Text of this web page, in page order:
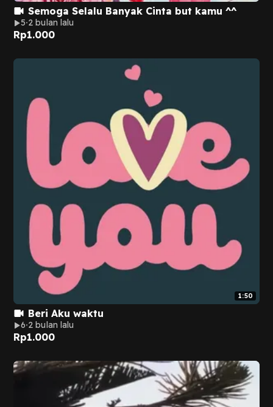
Semoga Selalu Banyak Cinta but kamu ^^
5 2 bulan lalu
Rp1.000
1:50
Beri Aku waktu
6 2 bulan lalu
Rp1.000